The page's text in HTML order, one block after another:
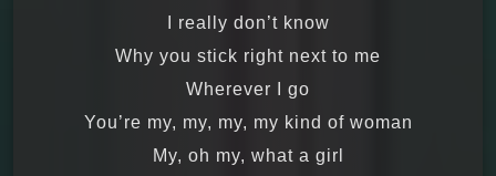
I really don’t know
Why you stick right next to me
Wherever I go
You’re my, my, my, my kind of woman
My, oh my, what a girl